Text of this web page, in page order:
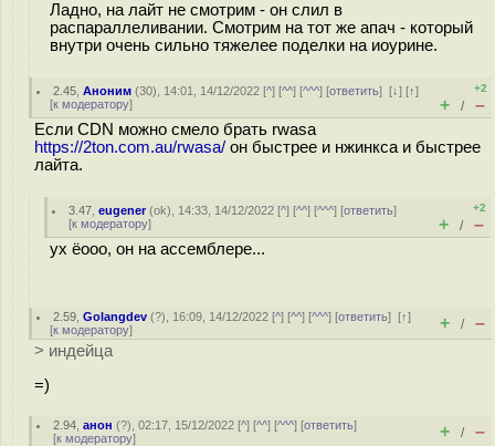
Ладно, на лайт не смотрим - он слил в
распараллеливании. Смотрим на тот же апач - который
внутри очень сильно тяжелее поделки на иоурине.
2.45 ,Аноним (30), 14:01, 14/12/2022 [^] [^^] [^^^] [ответить][↓] [↑]
[к модератору]
+2
+ / –
Если CDN можно смело брать rwasa
https://2ton.com.au/rwasa/ он быстрее и нжинкса и быстрее
лайта.
3.47 ,eugener(ok), 14:33, 14/12/2022 [^] [^^] [^^^] [ответить]
[к модератору]
+2
+ / –
ух ёооо, он на ассемблере...
2.59 ,Golangdev (?), 16:09, 14/12/2022 [^] [^^] [^^^] [ответить][↑]
[к модератору] + / –
> индейца
=)
2.94 ,анон (?), 02:17, 15/12/2022 [^] [^^] [^^^] [ответить]
[к модератору] + / –